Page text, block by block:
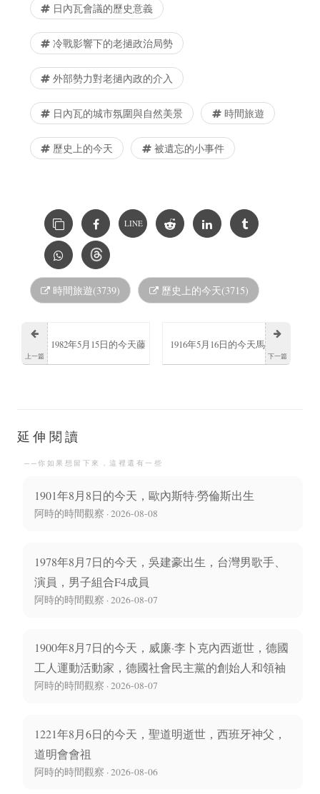
日內瓦會議的歷史意義
冷戰影響下的老撾政治局勢
外部勢力對老撾內政的介入
日內瓦的城市氛圍與自然美景 時間旅遊
歷史上的今天 被遺忘的小事件
LINE
時間旅遊(3739) 歷史上的今天(3715)
上一篇
1982年5月15日的今天藤
下一篇
1916年5月16日的今天馬
延伸閱讀
──你如果想留下來，這裡還有一些
1901年8月8日的今天，歐內斯特·勞倫斯出生
阿時的時間觀察 · 2026-08-08
1978年8月7日的今天，吳建豪出生，台灣男歌手、
演員，男子組合F4成員
阿時的時間觀察 · 2026-08-07
1900年8月7日的今天，威廉·李卜克內西逝世，德國
工人運動活動家，德國社會民主黨的創始人和領袖
阿時的時間觀察 · 2026-08-07
1221年8月6日的今天，聖道明逝世，西班牙神父，
道明會會祖
阿時的時間觀察 · 2026-08-06